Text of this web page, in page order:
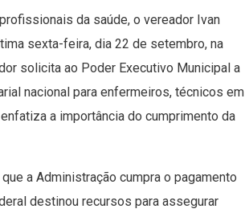
da saúde, o vereador Ivan
sexta-feira, dia 22 de setembro, na
solicita ao Poder Executivo Municipal a
nacional para enfermeiros, técnicos em
a importância do cumprimento da
a Administração cumpra o pagamento
destinou recursos para assegurar